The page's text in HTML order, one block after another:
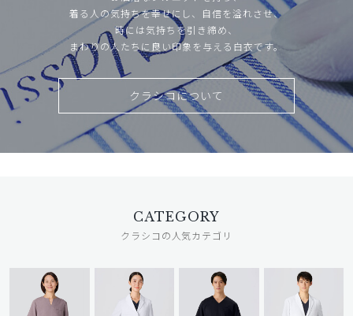
着る人の気持ちを幸せにし、自信を溢れさせ、
時には気持ちを引き締め、
まわりの人たちに良い印象を与える白衣です。
クラシコについて
CATEGORY
クラシコの人気カテゴリ